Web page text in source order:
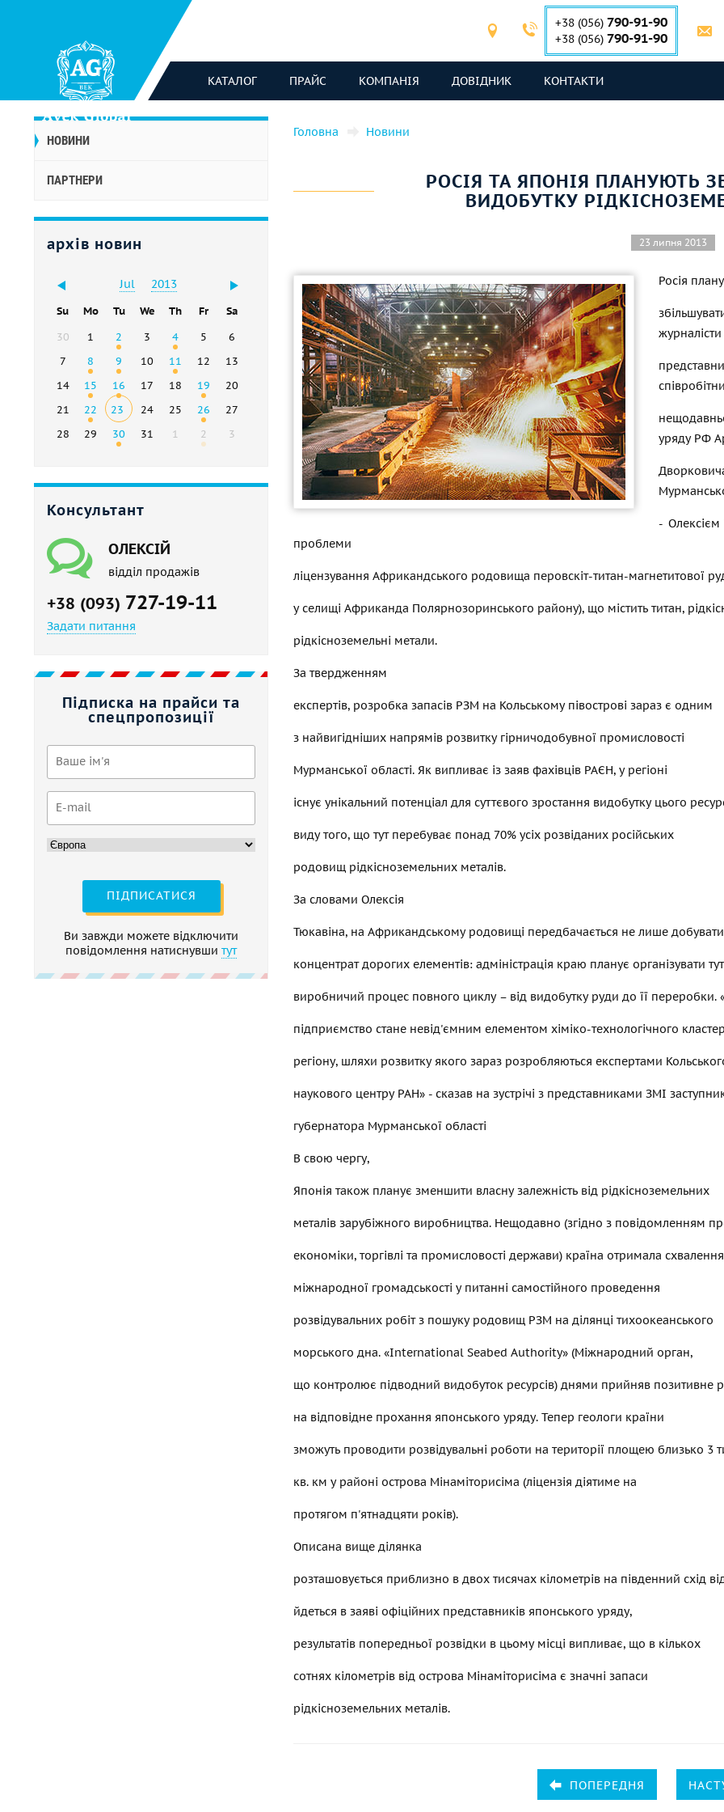
+38 (056) 790-91-90
+38 (056) 790-91-90
КАТАЛОГ ПРАЙС КОМПАНІЯ ДОВІДНИК КОНТАКТИ
НОВИНИ
ПАРТНЕРИ
архів новин
Jul 2013
Su Mo Tu We Th Fr
Sa
30
1 2 3 4 5
6
7
8 9 10 11 12
13
14
15 16 17 18 19
20
21
22 23 24 25 26
27
28
29 30 31 1 2 3
Консультант
ОЛЕКСІЙ
відділ продажів
+38 (093) 727-19-11
Задати питання
Підписка на прайси та
спецпропозиції
ПІДПИСАТИСЯ
Ви завжди можете відключити
повідомлення натиснувши тут
Головна Новини
РОСІЯ ТА ЯПОНІЯ ПЛАНУЮТЬ
ВИДОБУТКУ
23 липня 2013
Росія
уряду РФ
-
проблеми
ліцензування Африкандського родовища перовскіт-титан-магнетитової
у селищі Африканда Полярнозоринського району), що містить титан,
рідкісноземельні метали.
За твердженням
експертів, розробка запасів РЗМ на Кольському півострові зараз є одним
з найвигідніших напрямів розвитку гірничодобувної промисловості
Мурманської області. Як випливає із заяв фахівців РАЄН, у регіоні
існує унікальний потенціал для суттєвого зростання видобутку цього
виду того, що тут перебуває понад 70% усіх розвіданих російських
родовищ рідкісноземельних металів.
За словами Олексія
Тюкавіна, на Африкандському родовищі передбачається не лише добувати
концентрат дорогих елементів: адміністрація краю планує організувати тут
виробничий процес повного циклу – від видобутку руди до її переробки.
підприємство стане невід'ємним елементом хіміко-технологічного
регіону, шляхи розвитку якого зараз розробляються експертами
наукового центру РАН» - сказав на зустрічі з представниками ЗМІ
губернатора Мурманської області
В свою чергу,
Японія також планує зменшити власну залежність від рідкісноземельних
металів зарубіжного виробництва. Нещодавно (згідно з повідомленням
економіки, торгівлі та промисловості держави) країна отримала
міжнародної громадськості у питанні самостійного проведення
розвідувальних робіт з пошуку родовищ РЗМ на ділянці тихоокеанського
морського дна. «International Seabed Authority» (Міжнародний орган,
що контролює підводний видобуток ресурсів) днями прийняв позитивне
на відповідне прохання японського уряду. Тепер геологи країни
зможуть проводити розвідувальні роботи на території площею близько 3
кв. км у районі острова Мінаміторисіма (ліцензія діятиме на
протягом п'ятнадцяти років).
Описана вище ділянка
розташовується приблизно в двох тисячах кілометрів на південний схід
йдеться в заяві офіційних представників японського уряду,
результатів попередньої розвідки в цьому місці випливає, що в кількох
сотнях кілометрів від острова Мінаміторисіма є значні запаси
рідкісноземельних металів.
ПОПЕРЕДНЯ